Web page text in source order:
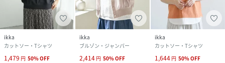
ikka
カットソー・Tシャツ
1,479 円 50%OFF
ikka
ブルゾン・ジャンパー
2,414 円 50%OFF
ikka
カットソー・Tシャツ
1,644 円 50%OFF